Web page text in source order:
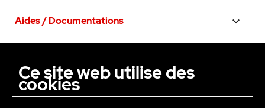
automatique paramétrable
poussière
•Déverrouillage manuel intégré en cas de
coupure de courant
•Compatible avec des accessoires de
Aides / Documentations 
La confiance avant tout
Ce site web utilise des
cookies